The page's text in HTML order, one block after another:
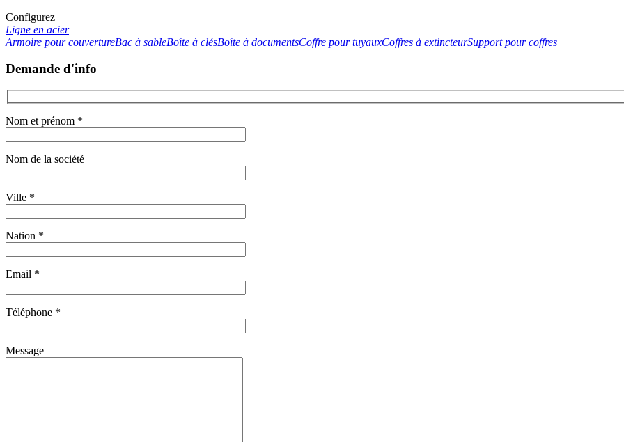
Configurez
Ligne en acier
Armoire pour couvertureBac à sableBoîte à clésBoîte à documentsCoffre pour tuyauxCoffres à extincteurSupport pour coffres
Demande d'info
Nom et prénom *
Nom de la société
Ville *
Nation *
Email *
Téléphone *
Message